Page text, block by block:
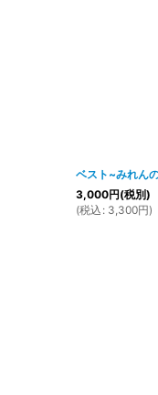
ベスト~みれん
3,000円(税別)
(税込 : 3,300円)